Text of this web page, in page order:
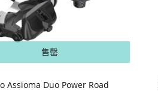
售罄
Assioma Duo Power Road